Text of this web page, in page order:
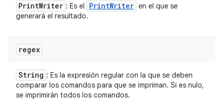
PrintWriter : Es el PrintWriter en el que se
generará el resultado.
regex
String : Es la expresión regular con la que se deben
comparar los comandos para que se impriman. Si es nulo,
se imprimirán todos los comandos.